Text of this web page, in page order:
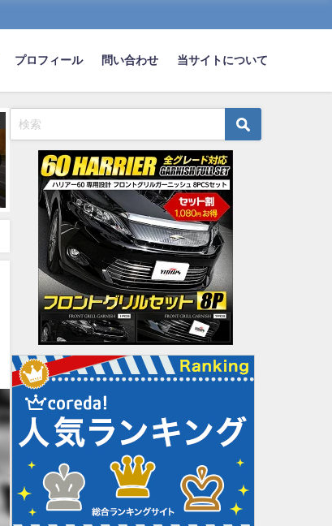
プロフィール 問い合わせ 当サイトについて
車修理ってオートバックスとか
ディーラーより街の板金屋の方
がいいよな？
2025-05-13
プリウスとか言うトヨタの
ハイブリッド車がでここま
われるようになった理由
wwwwwwwwww
2021-11-14